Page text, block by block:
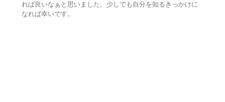
れば良いなぁと思いました。少しでも自分を知るきっかけに
なれば幸いです。